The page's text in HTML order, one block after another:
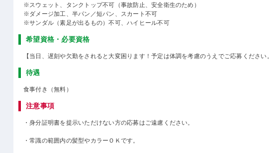
※スウェット、タンクトップ不可（事故防止、安全衛生のため）
※ダメージ加工、半パン／短パン、スカート不可
※サンダル（素足が出るもの）不可、ハイヒール不可
希望資格・必要資格
【当日、遅刻や欠勤をされると大変困ります！予定は体調を考慮のうえでご応募ください
待遇
食事付き（無料）
注意事項
・身分証明書を提示いただけない方の応募はご遠慮ください。
・常識の範囲内の髪型やカラーＯＫです。